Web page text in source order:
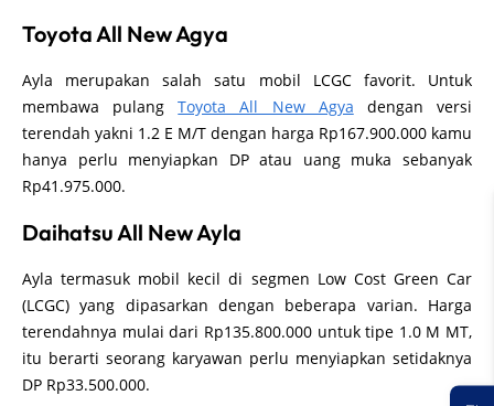
Toyota All New Agya
Ayla merupakan salah satu mobil LCGC favorit. Untuk
membawa pulangToyota All New Agya dengan versi
terendah yakni 1.2 E M/T dengan harga Rp167.900.000 kamu
hanya perlu menyiapkan DP atau uang muka sebanyak
Rp41.975.000.
Daihatsu All New Ayla
Ayla termasuk mobil kecil di segmen Low Cost Green Car
(LCGC) yang dipasarkan dengan beberapa varian. Harga
terendahnya mulai dari Rp135.800.000 untuk tipe 1.0 M MT,
itu berarti seorang karyawan perlu menyiapkan setidaknya
DP Rp33.500.000.